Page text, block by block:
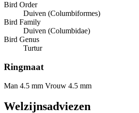
Bird Order
Duiven (Columbiformes)
Bird Family
Duiven (Columbidae)
Bird Genus
Turtur
Ringmaat
Man 4.5 mm Vrouw 4.5 mm
Welzijnsadviezen